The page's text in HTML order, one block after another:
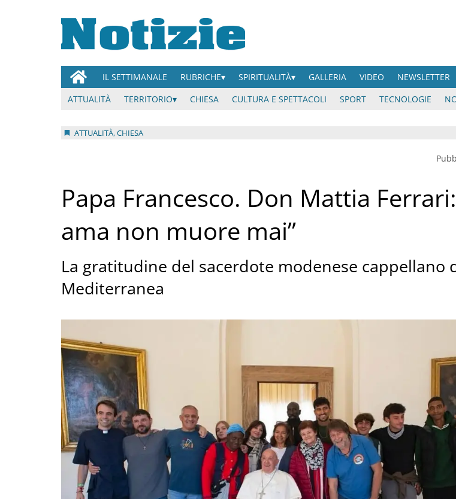
IL SETTIMANALE RUBRICHE SPIRITUALITÀ GALLERIA VIDEO NEWSLETTER
ATTUALITÀ
TERRITORIO CHIESA CULTURA E SPETTACOLI SPORT TECNOLOGIE
ATTUALITÀ, CHIESA
Papa Francesco. Don Mattia
ama non muore mai”
La gratitudine del sacerdote modenese cappellano
Mediterranea